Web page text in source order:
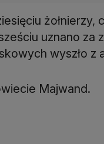
żołnierzy,
uznano za
wyszło z
Majwand.